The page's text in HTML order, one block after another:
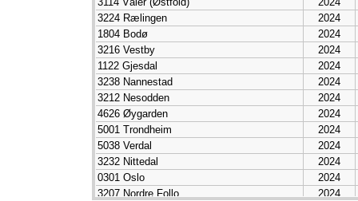
3903 Holmestrand
2024
5037 Levanger
2024
3228 Nes
2024
1146 Tysvær
2024
1145 Bokn
2024
3314 Øvre Eiker
2024
1531 Sula
2024
1114 Bjerkreim
2024
3240 Eidsvoll
2024
1119 Hå
2024
3907 Sandefjord
2024
3226 Aurskog-Høland
2024
3224 Rælingen
2024
1804 Bodø
2024
3216 Vestby
2024
1122 Gjesdal
2024
3238 Nannestad
2024
3212 Nesodden
2024
4626 Øygarden
2024
5001 Trondheim
2024
5038 Verdal
2024
3232 Nittedal
2024
0301 Oslo
2024
3207 Nordre Follo
2024